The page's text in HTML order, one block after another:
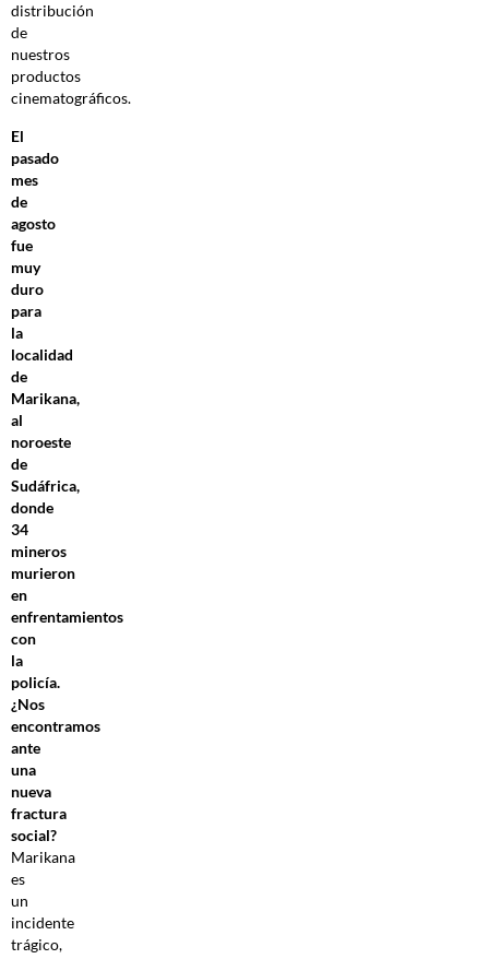
distribución
de
nuestros
productos
cinematográficos.
El
pasado
mes
de
agosto
fue
muy
duro
para
la
localidad
de
Marikana,
al
noroeste
de
Sudáfrica,
donde
34
mineros
murieron
en
enfrentamientos
con
la
policía.
¿Nos
encontramos
ante
una
nueva
fractura
social?
Marikana
es
un
incidente
trágico,